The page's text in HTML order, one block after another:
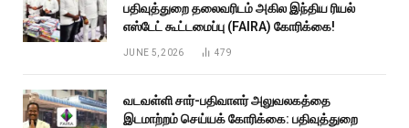
பதிவுத்துறை தலைவரிடம் அகில இந்திய ரியல்
எஸ்டேட் கூட்டமைப்பு (FAIRA) கோரிக்கை!
JUNE 5, 2026 479
வடவள்ளி சார்-பதிவாளர் அலுவலகத்தை
இடமாற்றம் செய்யக் கோரிக்கை: பதிவுத்துறை